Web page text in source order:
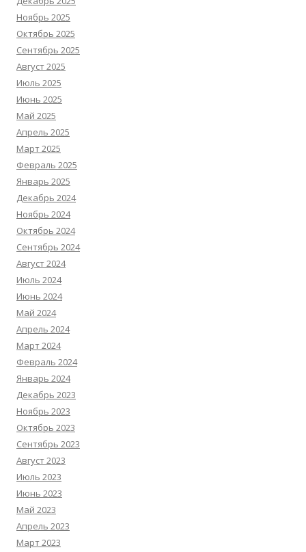
Ноябрь 2025
Октябрь 2025
Сентябрь 2025
Август 2025
Июль 2025
Июнь 2025
Май 2025
Апрель 2025
Март 2025
Февраль 2025
Январь 2025
Декабрь 2024
Ноябрь 2024
Октябрь 2024
Сентябрь 2024
Август 2024
Июль 2024
Июнь 2024
Май 2024
Апрель 2024
Март 2024
Февраль 2024
Январь 2024
Декабрь 2023
Ноябрь 2023
Октябрь 2023
Сентябрь 2023
Август 2023
Июль 2023
Июнь 2023
Май 2023
Апрель 2023
Март 2023